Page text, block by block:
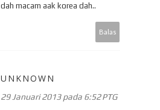
dah macam aak korea dah..
Balas
UNKNOWN
29 Januari 2013 pada 6:52 PTG